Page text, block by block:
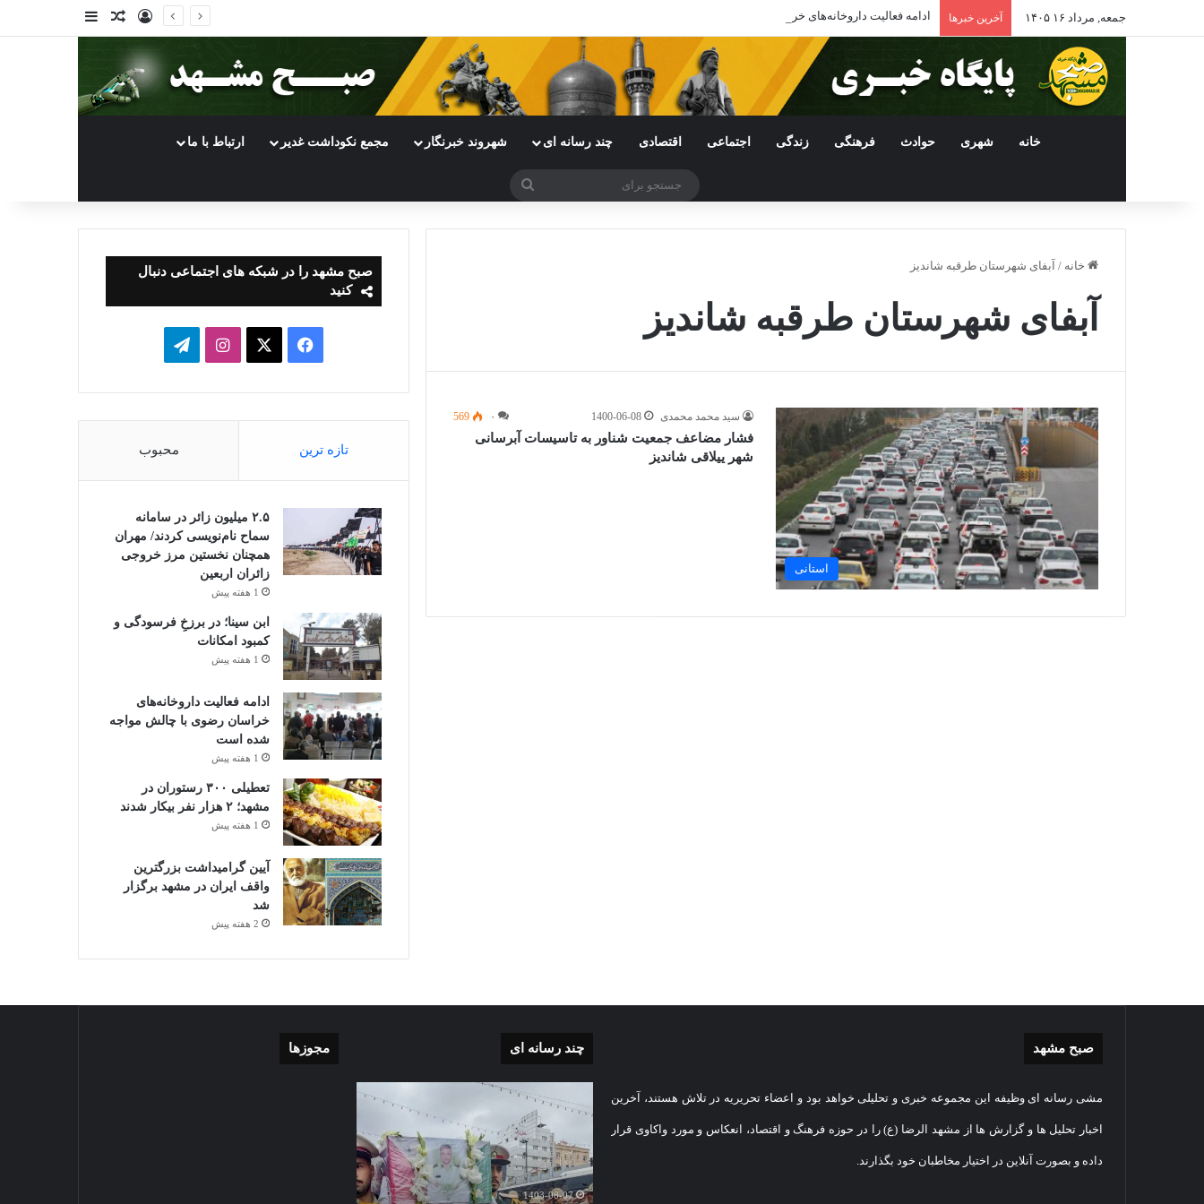
جمعه, مرداد ۱۶ ۱۴۰۵ آخرین خبرها ادامه فعالیت داروخانه‌های خراسان رضوی با چالش مواجه شده است ورودنوشته تصادفی
سایدبار
خانه شهری حوادث فرهنگی زندگی اجتماعی اقتصادی چند رسانه ای شهروند خبرنگار مجمع نکوداشت غدیر ارتباط با ما
جستجو
خانه / آبفای شهرستان طرقبه شاندیز
آبفای شهرستان طرقبه شاندیز
استانی
سید محمد محمدی 1400-06-08 ۰ 569
فشار مضاعف جمعیت شناور به تاسیسات آبرسانی
شهر ییلاقی شاندیز
صبح مشهد را در شبکه های اجتماعی دنبال
کنید
فیسبوک ایکساینستاگرامتلگرام
تازه ترین محبوب
۲.۵ میلیون زائر در سامانه
سماح نام‌نویسی کردند/ مهران
همچنان نخستین مرز خروجی
زائران اربعین
1 هفته پیش
ابن سینا؛ در برزخِ فرسودگی و
کمبود امکانات
1 هفته پیش
ادامه فعالیت داروخانه‌های
خراسان رضوی با چالش مواجه
شده است
1 هفته پیش
تعطیلی ۳۰۰ رستوران در
مشهد؛ ۲ هزار نفر بیکار شدند
1 هفته پیش
آیین گرامیداشت بزرگترین
واقف ایران در مشهد برگزار
شد
2 هفته پیش
صبح مشهد
مشی رسانه ای وظیفه این مجموعه خبری و تحلیلی خواهد بود و اعضاء تحریریه در تلاش هستند، آخرین
اخبار تحلیل ها و گزارش ها از مشهد الرضا (ع) را در حوزه فرهنگ و اقتصاد، انعکاس و مورد واکاوی قرار
داده و بصورت آنلاین در اختیار مخاطبان خود بگذارند.
چند رسانه ای
گزارش
اقامه
عید
غبارروبی
مضجع
نورانی
تصویری
پیکر
مطهر
شهید
1403-08-07
مجوزها